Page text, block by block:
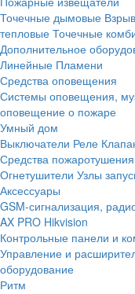
Точечные дымовые
тепловые Точечные
Дополнительное
Линейные Пламени
Средства оповещения
Системы оповещения,
оповещение о пожаре
Умный дом
Выключатели Реле
Средства пожаротушения
Огнетушители Узлы
Аксессуары
GSM-сигнализация,
AX PRO Hikvision
Контрольные панели и
Управление и
оборудование
Ритм